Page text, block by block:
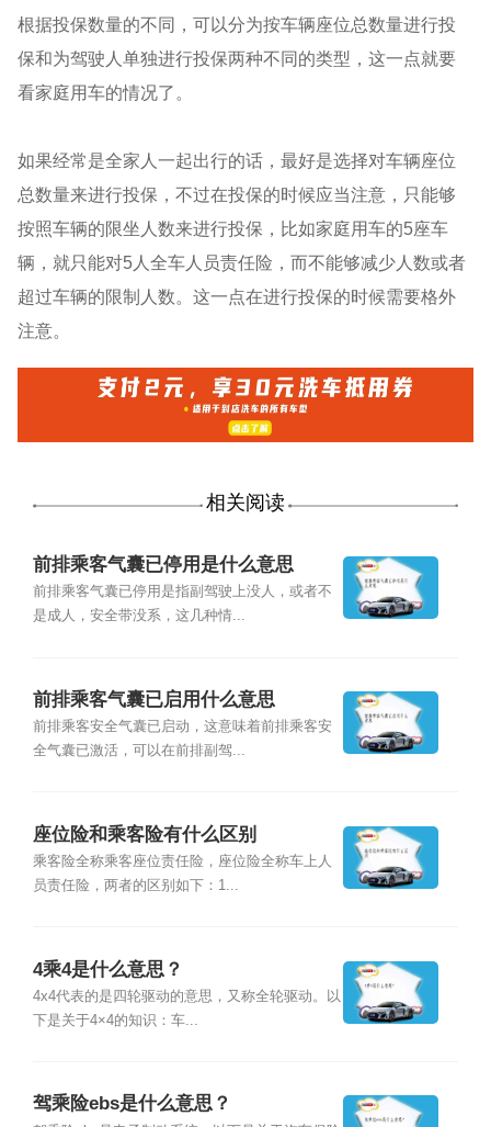
根据投保数量的不同，可以分为按车辆座位总数量进行投
保和为驾驶人单独进行投保两种不同的类型，这一点就要
看家庭用车的情况了。
如果经常是全家人一起出行的话，最好是选择对车辆座位
总数量来进行投保，不过在投保的时候应当注意，只能够
按照车辆的限坐人数来进行投保，比如家庭用车的5座车
辆，就只能对5人全车人员责任险，而不能够减少人数或者
超过车辆的限制人数。这一点在进行投保的时候需要格外
注意。
相关阅读
前排乘客气囊已停用是什么意思
前排乘客气囊已停用是指副驾驶上没人，或者不
是成人，安全带没系，这几种情...
前排乘客气囊已启用什么意思
前排乘客安全气囊已启动，这意味着前排乘客安
全气囊已激活，可以在前排副驾...
座位险和乘客险有什么区别
乘客险全称乘客座位责任险，座位险全称车上人
员责任险，两者的区别如下：1...
4乘4是什么意思？
4x4代表的是四轮驱动的意思，又称全轮驱动。以
下是关于4×4的知识：车...
驾乘险ebs是什么意思？